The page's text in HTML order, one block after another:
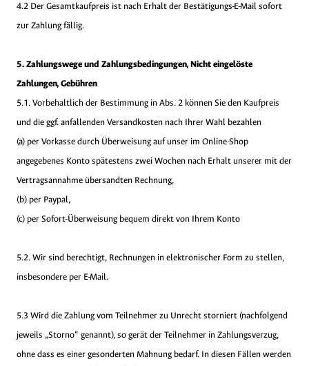
4.2 Der Gesamtkaufpreis ist nach Erhalt der Bestätigungs-E-Mail sofort
zur Zahlung fällig.
5. Zahlungswege und Zahlungsbedingungen, Nicht eingelöste
Zahlungen, Gebühren
5.1. Vorbehaltlich der Bestimmung in Abs. 2 können Sie den Kaufpreis
und die ggf. anfallenden Versandkosten nach Ihrer Wahl bezahlen
(a) per Vorkasse durch Überweisung auf unser im Online-Shop
angegebenes Konto spätestens zwei Wochen nach Erhalt unserer mit der
Vertragsannahme übersandten Rechnung,
(b) per Paypal,
(c) per Sofort-Überweisung bequem direkt von Ihrem Konto
5.2. Wir sind berechtigt, Rechnungen in elektronischer Form zu stellen,
insbesondere per E-Mail.
5.3 Wird die Zahlung vom Teilnehmer zu Unrecht storniert (nachfolgend
jeweils „Storno“ genannt), so gerät der Teilnehmer in Zahlungsverzug,
ohne dass es einer gesonderten Mahnung bedarf. In diesen Fällen werden